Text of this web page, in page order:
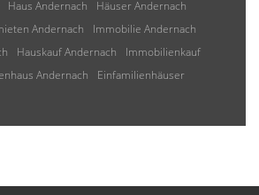
Haus Andernach
Häuser Andernach
Andernach
Immobilie Andernach
Hauskauf Andernach
Immobilienkauf
Andernach
Einfamilienhäuser